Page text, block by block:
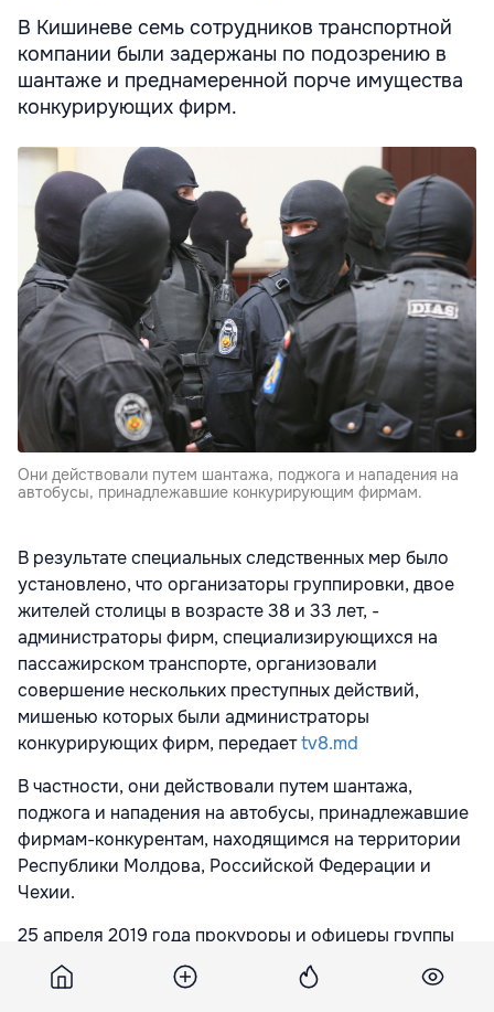
В Кишиневе семь сотрудников транспортной
компании были задержаны по подозрению в
шантаже и преднамеренной порче имущества
конкурирующих фирм.
Они действовали путем шантажа, поджога и нападения на
автобусы, принадлежавшие конкурирующим фирмам.
В результате специальных следственных мер было
установлено, что организаторы группировки, двое
жителей столицы в возрасте 38 и 33 лет, -
администраторы фирм, специализирующихся на
пассажирском транспорте, организовали
совершение нескольких преступных действий,
мишенью которых были администраторы
конкурирующих фирм, передаетtv8.md
В частности, они действовали путем шантажа,
поджога и нападения на автобусы, принадлежавшие
фирмам-конкурентам, находящимся на территории
Республики Молдова, Российской Федерации и
Чехии.
25 апреля 2019 года прокуроры и офицеры группы
уголовного преследования провели обыски в домах,
офисах и транспортных средствах подозреваемых. В